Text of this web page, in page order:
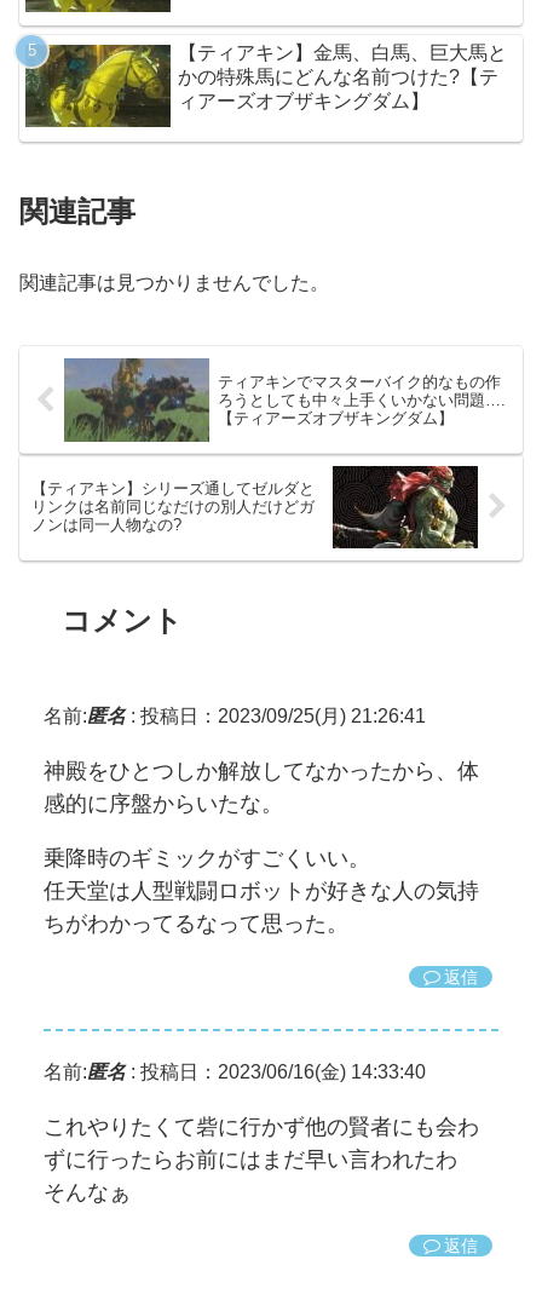
【ティアキン】金馬、白馬、巨大馬と
かの特殊馬にどんな名前つけた?【テ
ィアーズオブザキングダム】
関連記事
関連記事は見つかりませんでした。
ティアキンでマスターバイク的なもの作
ろうとしても中々上手くいかない問題….
【ティアーズオブザキングダム】
【ティアキン】シリーズ通してゼルダと
リンクは名前同じなだけの別人だけどガ
ノンは同一人物なの?
コメント
名前:匿名: 投稿日：2023/09/25(月) 21:26:41
神殿をひとつしか解放してなかったから、体
感的に序盤からいたな。
乗降時のギミックがすごくいい。
任天堂は人型戦闘ロボットが好きな人の気持
ちがわかってるなって思った。
返信
名前:匿名: 投稿日：2023/06/16(金) 14:33:40
これやりたくて砦に行かず他の賢者にも会わ
ずに行ったらお前にはまだ早い言われたわ
そんなぁ
返信